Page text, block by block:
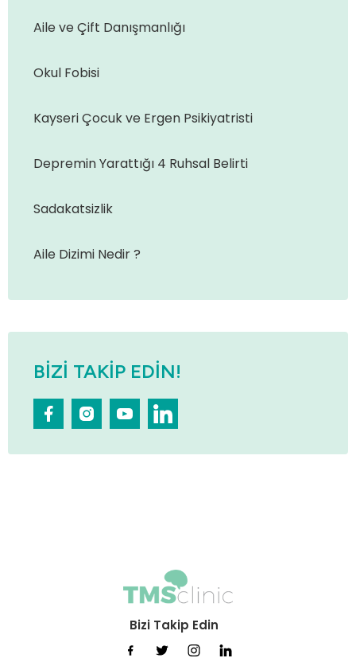
Aile ve Çift Danışmanlığı
Okul Fobisi
Kayseri Çocuk ve Ergen Psikiyatristi
Depremin Yarattığı 4 Ruhsal Belirti
Sadakatsizlik
Aile Dizimi Nedir ?
BIZI TAKIP EDIN!
Bizi Takip Edin